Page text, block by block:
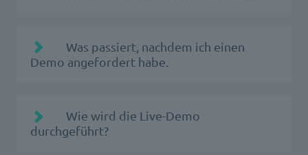
Was passiert, nachdem ich einen
Demo angefordert habe.
Wie wird die Live-Demo
durchgeführt?